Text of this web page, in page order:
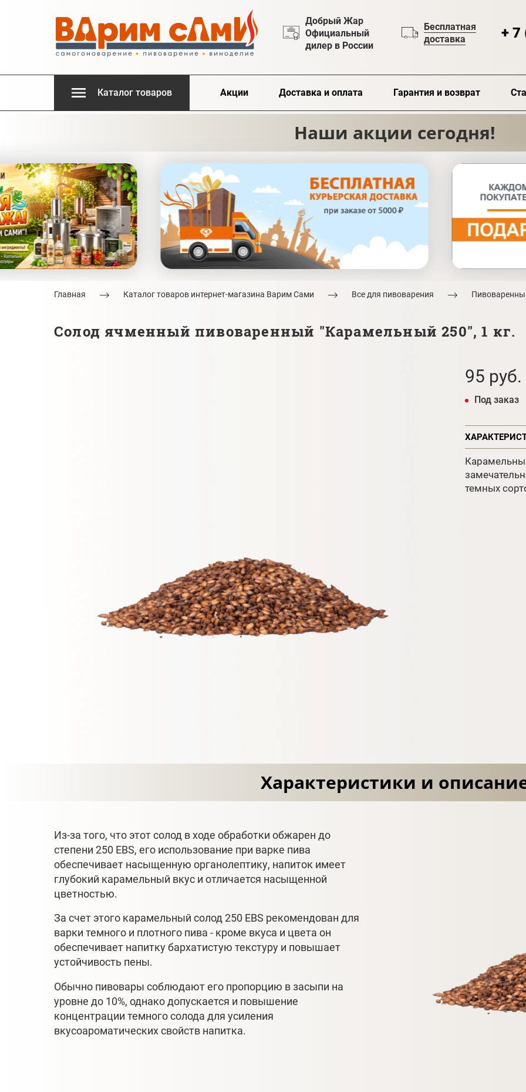
Добрый Жар
Официальный
дилер в России
Бесплатная
доставка
+
Каталог товаров Акции Доставка и оплата Гарантия и возврат
Наши акции сегодня!
Главная Каталог товаров интернет-магазина Варим Сами Все для пивоварения
Солод ячменный пивоваренный "Карамельный 250", 1 кг.
95 руб.
Под заказ
темных
Характеристики и
Из-за того, что этот солод в ходе обработки обжарен до
степени 250 EBS, его использование при варке пива
обеспечивает насыщенную органолептику, напиток имеет
глубокий карамельный вкус и отличается насыщенной
цветностью.
За счет этого карамельный солод 250 EBS рекомендован для
варки темного и плотного пива - кроме вкуса и цвета он
обеспечивает напитку бархатистую текстуру и повышает
устойчивость пены.
Обычно пивовары соблюдают его пропорцию в засыпи на
уровне до 10%, однако допускается и повышение
концентрации темного солода для усиления
вкусоароматических свойств напитка.